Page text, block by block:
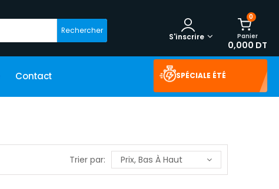
Rechercher
0
Panier
0,000 DT
S'inscrire
Contact SPÉCIALE ÉTÉ
Trier par: Prix, Bas À Haut